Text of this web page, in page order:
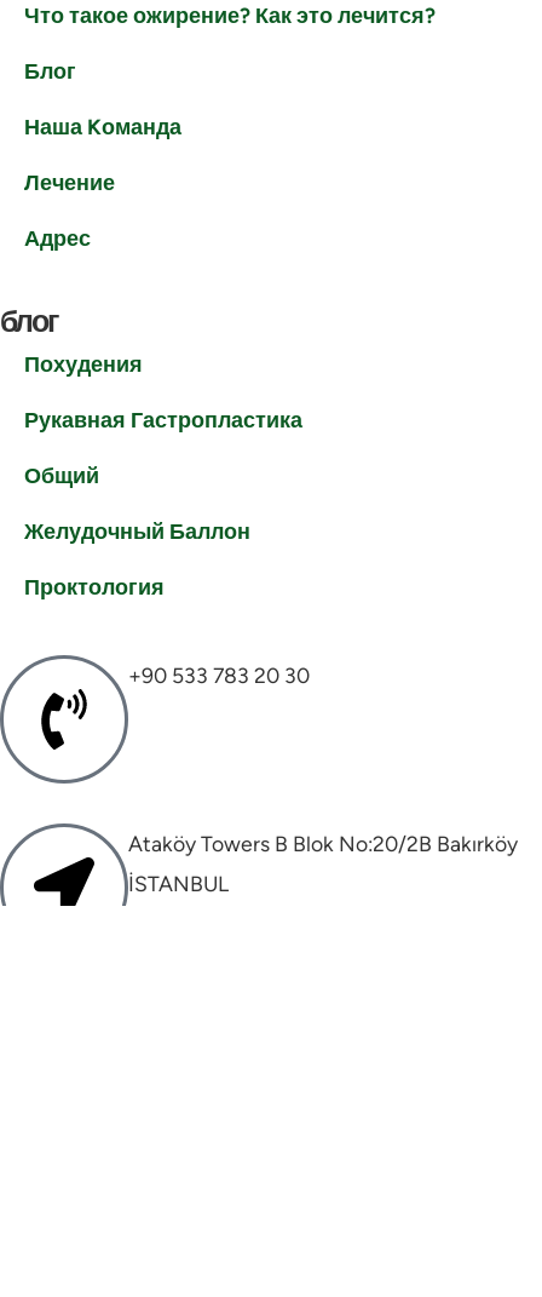
Что такое ожирение? Как это лечится?
Блог
Наша Kоманда
Лечение
Адрес
блог
Похудения
Рукавная Гастропластика
Общий
Желудочный Баллон
Проктология
+90 533 783 20 30
Ataköy Towers B Blok No:20/2B Bakırköy
İSTANBUL